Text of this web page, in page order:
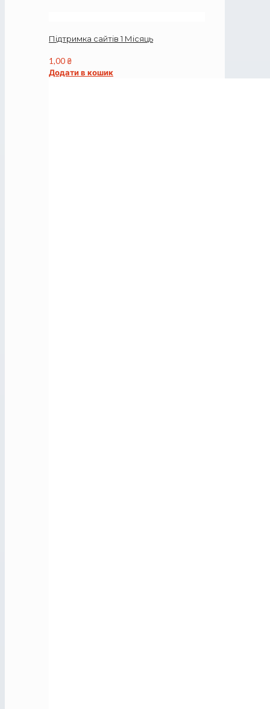
Підтримка сайтів 1 Місяць
1,00₴
Додати в кошик